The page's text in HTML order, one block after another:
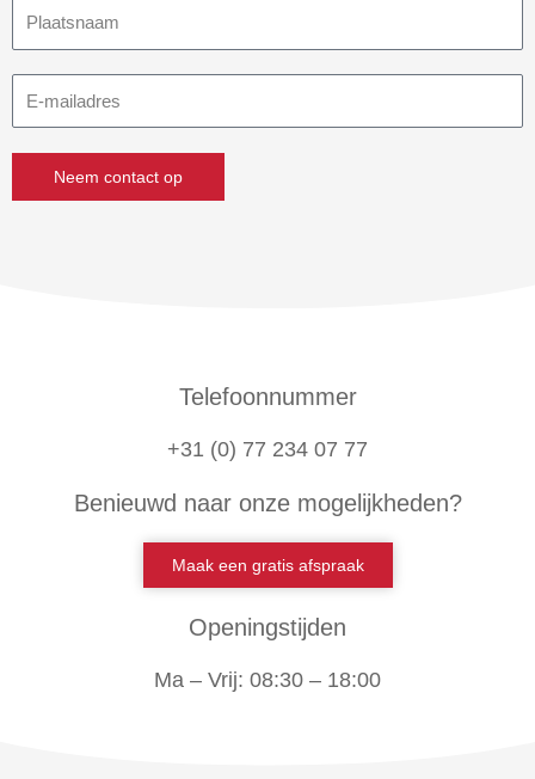
mailadres
Neem contact op
Telefoonnummer
+31 (0) 77 234 07 77
Benieuwd naar onze mogelijkheden?
Maak een gratis afspraak
Openingstijden
Ma – Vrij: 08:30 – 18:00